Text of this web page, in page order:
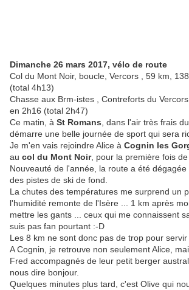
Dimanche 26 mars 2017, vélo de route
Col du Mont Noir, boucle, Vercors , 59 km,
(total 4h13)
Chasse aux Brm-istes , Contreforts du
en 2h16 (total 2h47)
Ce matin, à St Romans , dans l'air très frais
démarre une belle journée de sport qui sera
Je m'en vais rejoindre Alice à Cognin les
au col du Mont Noir, pour la première fois de
Nouveauté de l'année, la route a été
des pistes de ski de fond.
La chutes des températures me surprend un
l'humidité remonte de l'Isère ... 1 km après
mettre les gants ... ceux qui me connaissent
suis pas fan pourtant :-D
Les 8 km ne sont donc pas de trop pour
A Cognin, je retrouve non seulement Alice,
Fred accompagnés de leur petit berger
nous dire bonjour.
Quelques minutes plus tard, c'est Olive qui